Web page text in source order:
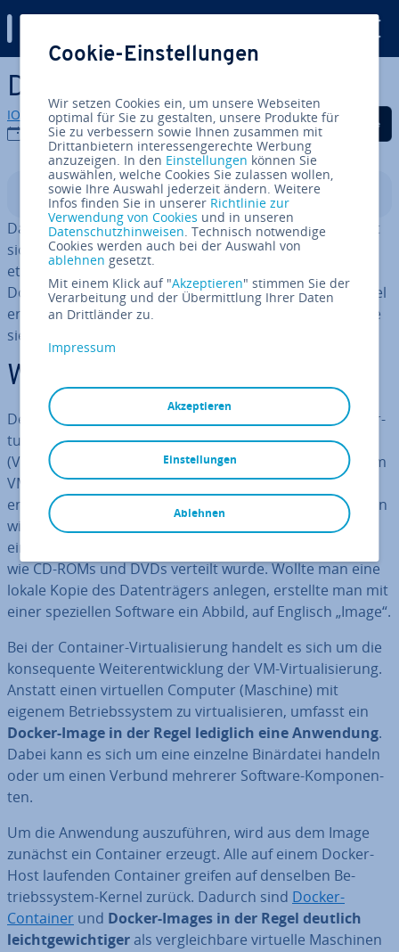
Zum Haupt­in­halt springen
Docker Image
IONOS Redaktion
28.11.2023
Auf Facebook teilen
Auf Twitter teilen
Auf LinkedIn
In­halts­ver­zeich­nis
Das Docker-Projekt mit der gleich­na­mi­gen Software hat
sich als Standard für die Container-Vir­tua­li­sie­rung
etabliert. Ein zentrales Konzept bei der Nutzung der
Docker-Plattform ist das Docker-Image. In diesem Artikel
erklären wir, wie Docker-Images aufgebaut sind und wie
sie funk­tio­nie­ren.
Was ist ein Docker-Image?
Der Begriff „
“ ist Ihnen im Zu­sam­men­hang mit Vir­
tua­li­sie­rung mög­li­cher­wei­se von vir­tu­el­len Maschinen
(VMs) bekannt. Für ge­wöhn­lich handelt es sich bei einem
VM-Image um eine Kopie eines Be­triebs­sys­tems. Ggf.
enthält ein VM-Image weitere in­stal­lier­ten Kom­po­nen­ten
wie Datenbank und Webserver. Der Begriff entstammt
einer Zeit, in der Software auf optischen Da­ten­trä­gern
wie CD-ROMs und DVDs verteilt wurde. Wollte man eine
lokale Kopie des Da­ten­trä­gers anlegen, erstellte man mit
einer spe­zi­el­len Software ein Abbild, auf Englisch „Image“.
Bei der Container-Vir­tua­li­sie­rung handelt es sich um die
kon­se­quen­te Wei­ter­ent­wick­lung der VM-Vir­tua­li­sie­rung.
Anstatt einen vir­tu­el­len Computer (Maschine) mit
eigenem Be­triebs­sys­tem zu vir­tua­li­sie­ren, umfasst ein
Docker-Image in der Regel lediglich eine Anwendung.
Dabei kann es sich um eine einzelne Bi­när­da­tei handeln
oder um einen Verbund mehrerer Software-Kom­po­nen­
ten.
Um die Anwendung aus­zu­füh­ren, wird aus dem Image
zunächst ein Container erzeugt. Alle auf einem Docker-
Host laufenden Container greifen auf denselben Be­
triebs­sys­tem-Kernel zurück. Dadurch sind Docker-
Container und Docker-Images in der Regel deutlich
leicht­ge­wich­ti­gerals ver­gleich­ba­re virtuelle Maschinen
Cookie-Einstellungen
Wir setzen Cookies ein, um unsere Webseiten
optimal für Sie zu gestalten, unsere Produkte für
Sie zu verbessern sowie Ihnen zusammen mit
Drittanbietern interessengerechte Werbung
anzuzeigen. In den Einstellungen können Sie
auswählen, welche Cookies Sie zulassen wollen,
sowie Ihre Auswahl jederzeit ändern. Weitere
Infos finden Sie in unserer Richtlinie zur
Verwendung von Cookies und in unseren
Datenschutzhinweisen. Technisch notwendige
Cookies werden auch bei der Auswahl von
ablehnen gesetzt.
Mit einem Klick auf "Akzeptieren" stimmen Sie der
Verarbeitung und der Übermittlung Ihrer Daten
an Drittländer zu.
Impressum
Akzeptieren
Ablehnen
Einstellungen